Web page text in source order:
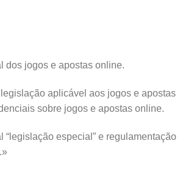
dos jogos e apostas online.
aplicável aos jogos e apostas
sobre jogos e apostas online.
especial” e regulamentação